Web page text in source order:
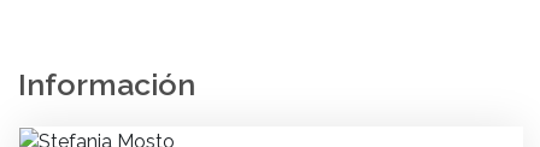
Información